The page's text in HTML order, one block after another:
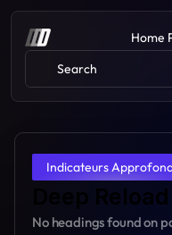
Home
Search
Indicateurs
Deep Reload
No headings found on